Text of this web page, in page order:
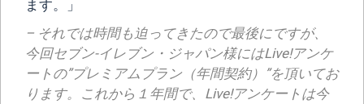
ます。」
– それでは時間も迫ってきたので最後にですが、
今回セブン-イレブン・ジャパン様にはLive!アンケ
ートの”プレミアムプラン（年間契約）”を頂いてお
ります。これから１年間で、Live!アンケートは今